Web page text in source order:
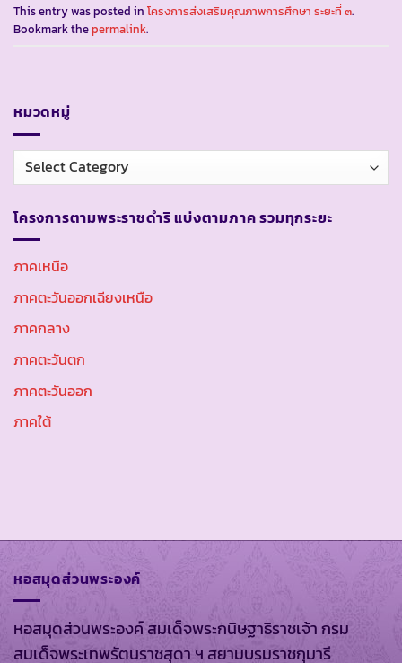
This entry was posted in โครงการส่งเสริมคุณภาพการศึกษา ระยะที่ ๓.
Bookmark thepermalink.
หมวดหมู่
หมวด
หมู่
โครงการตามพระราชดำริ แบ่งตามภาค รวมทุกระยะ
ภาคเหนือ
ภาคตะวันออกเฉียงเหนือ
ภาคกลาง
ภาคตะวันตก
ภาคตะวันออก
ภาคใต้
หอสมุดส่วนพระองค์
หอสมุดส่วนพระองค์ สมเด็จพระกนิษฐาธิราชเจ้า กรม
สมเด็จพระเทพรัตนราชสุดา ฯ สยามบรมราชกุมารี